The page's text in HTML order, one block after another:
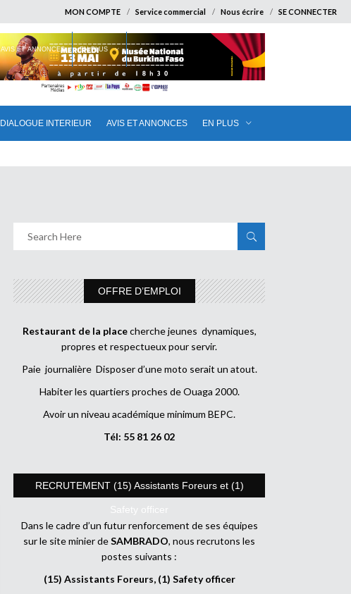
MON COMPTE Service commercial Nous écrire SE CONNECTER
DIALOGUE INTERIEUR AVIS ET ANNONCES EN PLUS
AVIS ET ANNONCES EN PLUS
OFFRE D’EMPLOI
Restaurant de la placecherche jeunes dynamiques,
propres et respectueux pour servir.
Paie journalière Disposer d’une moto serait un atout.
Habiter les quartiers proches de Ouaga 2000.
Avoir un niveau académique minimum BEPC.
Tél: 55 81 26 02
RECRUTEMENT (15) Assistants Foreurs et (1)
Safety officer
Dans le cadre d’un futur renforcement de ses équipes
sur le site minier deSAMBRADO, nous recrutons les
postes suivants :
(15) Assistants Foreurs, (1) Safety officer